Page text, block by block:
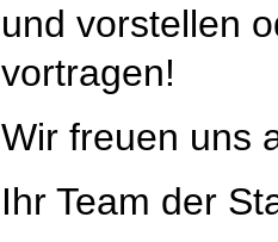
und vorstellen
vortragen!
Wir freuen uns
Ihr Team der